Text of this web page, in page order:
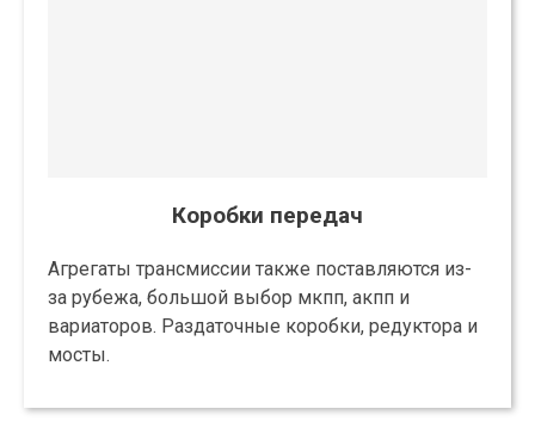
Коробки передач
Агрегаты трансмиссии также поставляются из-
за рубежа, большой выбор мкпп, акпп и
вариаторов. Раздаточные коробки, редуктора и
мосты.